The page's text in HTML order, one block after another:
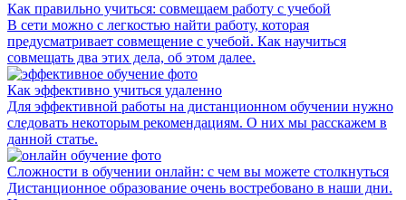
Как правильно учиться: совмещаем работу с учебой
В сети можно с легкостью найти работу, которая
предусматривает совмещение с учебой. Как научиться
совмещать два этих дела, об этом далее.
Как эффективно учиться удаленно
Для эффективной работы на дистанционном обучении нужно
следовать некоторым рекомендациям. О них мы расскажем в
данной статье.
Сложности в обучении онлайн: с чем вы можете столкнуться
Дистанционное образование очень востребовано в наши дни.